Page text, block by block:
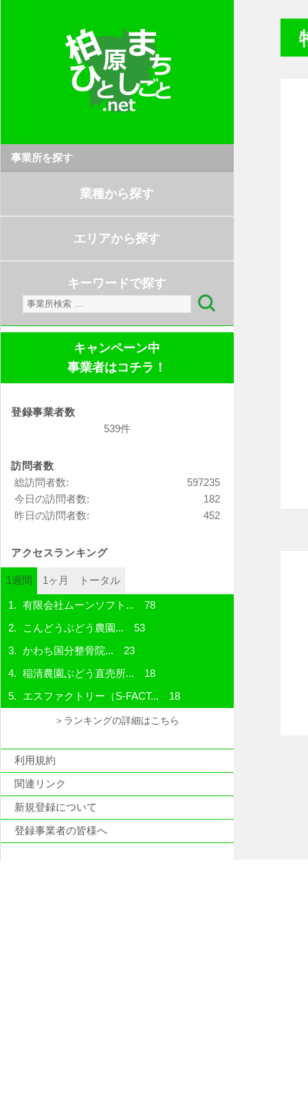
事業所を探す
業種から探す
エリアから探す
キーワードで探す
検
索:
キャンペーン中
事業者はコチラ！
登録事業者数
539件
訪問者数
597235
総訪問者数:
182
今日の訪問者数:
452
昨日の訪問者数:
アクセスランキング
1週間 1ヶ月 トータル
有限会社ムーンソフト... 78
こんどうぶどう農園... 53
かわち国分整骨院... 23
稲清農園ぶどう直売所... 18
エスファクトリー（S-FACT... 18
＞ランキングの詳細はこちら
利用規約
関連リンク
新規登録について
登録事業者の皆様へ